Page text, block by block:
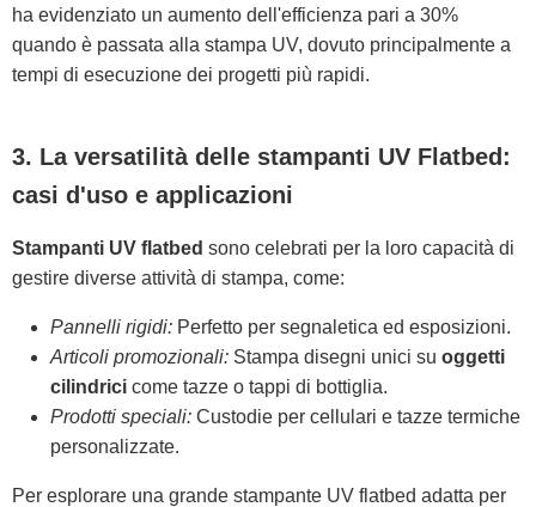
ha evidenziato un aumento dell'efficienza pari a 30%
quando è passata alla stampa UV, dovuto principalmente a
tempi di esecuzione dei progetti più rapidi.
3. La versatilità delle stampanti UV Flatbed:
casi d'uso e applicazioni
Stampanti UV flatbed sono celebrati per la loro capacità di
gestire diverse attività di stampa, come:
Pannelli rigidi: Perfetto per segnaletica ed esposizioni.
Articoli promozionali: Stampa disegni unici su oggetti
cilindrici come tazze o tappi di bottiglia.
Prodotti speciali: Custodie per cellulari e tazze termiche
personalizzate.
Per esplorare una grande stampante UV flatbed adatta per